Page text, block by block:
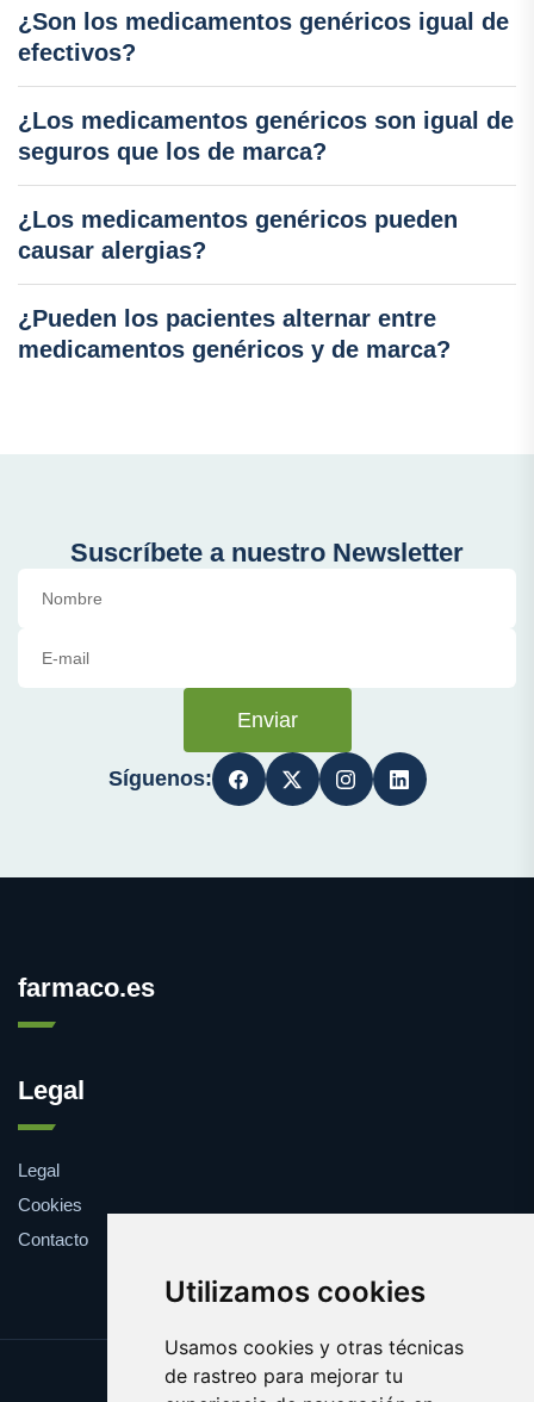
Utilizamos cookies
Usamos cookies y otras técnicas
de rastreo para mejorar tu
¿Son los medicamentos genéricos igual de
efectivos?
¿Los medicamentos genéricos son igual de
seguros que los de marca?
¿Los medicamentos genéricos pueden
causar alergias?
¿Pueden los pacientes alternar entre
medicamentos genéricos y de marca?
Suscríbete a nuestro Newsletter
Enviar
Síguenos:
farmaco.es
Legal
Legal
Cookies
Contacto
Update cookies preferences